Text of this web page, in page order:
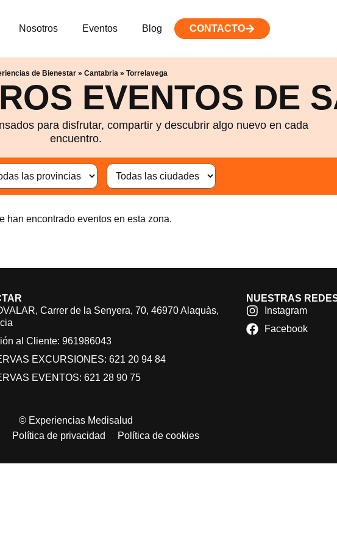
Nosotros Eventos Blog CONTACTO
de Bienestar» Cantabria» Torrelavega
EVENTOS DE
para disfrutar, compartir y descubrir algo nuevo en cada
encuentro.
han encontrado eventos en esta zona.
Carrer de la Senyera, 70, 46970 Alaquàs,
al Cliente: 961986043
EXCURSIONES: 621 20 94 84
EVENTOS: 621 28 90 75
NUESTRAS
Instagram
Facebook
© Experiencias Medisalud
Política de privacidad Política de cookies